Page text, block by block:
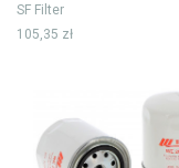
SF Filter
105,35 zł